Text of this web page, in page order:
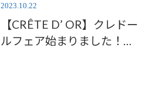
2023.10.22
【CRÊTE D’ OR】クレドー
ルフェア始まりました！